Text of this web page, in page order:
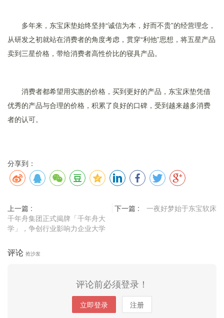
多年来，东宝床垫始终坚持“诚信为本，好而不贵”的经营理念，
从研发之初就站在消费者的角度考虑，贯穿“利他”思想，将五星产品
卖到三星价格，带给消费者高性价比的寝具产品。
消费者都希望用实惠的价格，买到更好的产品，东宝床垫凭借
优秀的产品与合理的价格，积累了良好的口碑，受到越来越多消费
者的认可。
分享到：
上一篇 :
千年舟集团正式揭牌「千年舟大
学」，争创行业影响力企业大学
下一篇 : 一夜好梦始于东宝软床
评论 抢沙发
评论前必须登录！
立即登录 注册